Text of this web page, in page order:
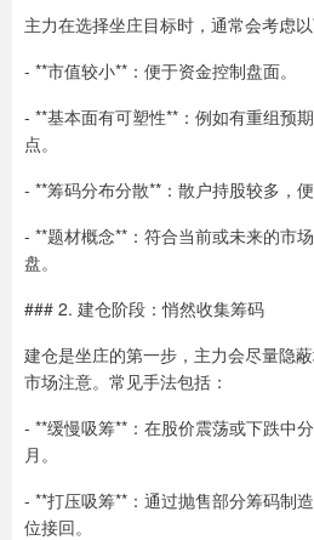
主力在选择坐庄目标时，通常会考虑以
- **市值较小**：便于资金控制盘面。
- **基本面有可塑性**：例如有重组预
点。
- **筹码分布分散**：散户持股较多，
- **题材概念**：符合当前或未来的市
盘。
### 2. 建仓阶段：悄然收集筹码
建仓是坐庄的第一步，主力会尽量隐
市场注意。常见手法包括：
- **缓慢吸筹**：在股价震荡或下跌中
月。
- **打压吸筹**：通过抛售部分筹码制
位接回。